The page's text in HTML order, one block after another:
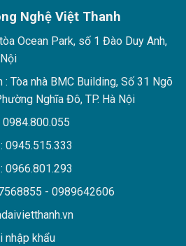
Nghệ Việt Thanh
Ocean Park, số 1 Đào Duy Anh,
: Tòa nhà BMC Building, Số 31 Ngõ
Nghĩa Đô, TP. Hà Nội
0984.800.055
0945.515.333
0966.801.293
- 0989642606
nhập khẩu